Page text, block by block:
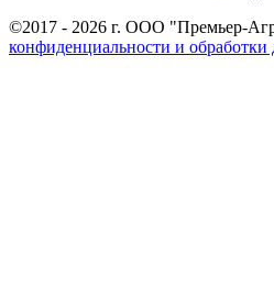
©2017 - 2026 г. ООО "Премьер-
конфиденциальности и